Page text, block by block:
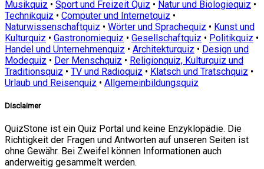
Musikquiz • Sport und Freizeit Quiz • Natur und Biologiequiz •
Technikquiz • Computer und Internetquiz •
Naturwissenschaftquiz • Wörter und Sprachequiz • Kunst und
Kulturquiz • Gastronomiequiz • Gesellschaftquiz • Politikquiz •
Handel und Unternehmenquiz • Architekturquiz • Design und
Modequiz • Der Menschquiz • Religionquiz, Kulturquiz und
Traditionsquiz • TV und Radioquiz • Klatsch und Tratschquiz •
Urlaub und Reisenquiz • Allgemeinbildungsquiz
Disclaimer
QuizStone ist ein Quiz Portal und keine Enzyklopädie. Die
Richtigkeit der Fragen und Antworten auf unseren Seiten ist
ohne Gewähr. Bei Zweifel können Informationen auch
anderweitig gesammelt werden.